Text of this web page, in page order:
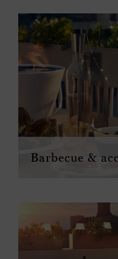
Barbecue &